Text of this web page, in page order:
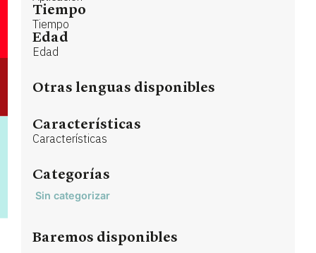
Tiempo
Tiempo
Edad
Edad
Otras lenguas disponibles
Características
Características
Categorías
Sin categorizar
Baremos disponibles